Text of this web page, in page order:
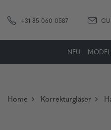
+31 85 060 0587
NEU
Home Korrekturgläser